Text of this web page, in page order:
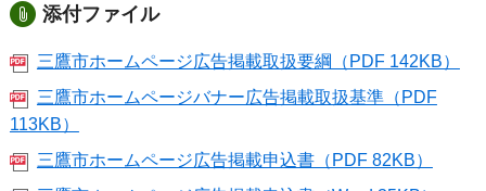
添付ファイル
三鷹市ホームページ広告掲載取扱要綱（PDF 142KB）
三鷹市ホームページバナー広告掲載取扱基準（PDF
113KB）
三鷹市ホームページ広告掲載申込書（PDF 82KB）